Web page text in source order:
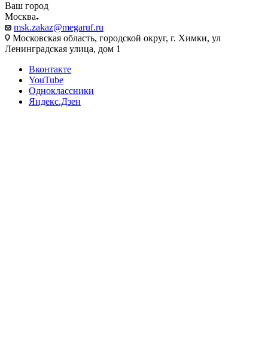
Ваш город
Москва
msk.zakaz@megaruf.ru
Московская область, городской округ, г. Химки, ул
Ленинградская улица, дом 1
Вконтакте
YouTube
Одноклассники
Яндекс.Дзен